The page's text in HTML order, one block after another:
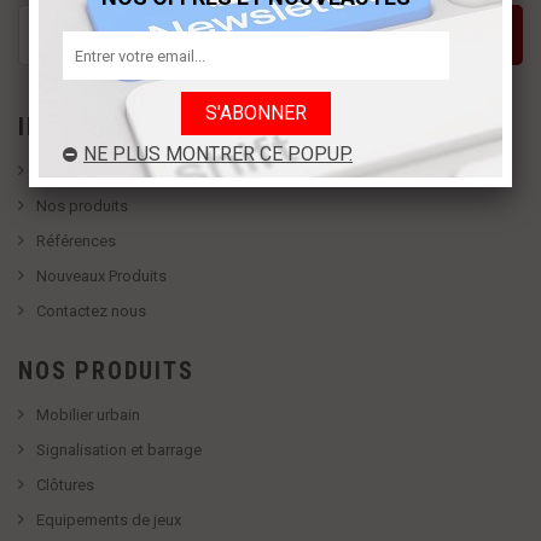
S'abonner
INFORMATION
Qui sommes nous
Nos produits
Références
Nouveaux Produits
Contactez nous
NOS PRODUITS
Mobilier urbain
Signalisation et barrage
Clôtures
Equipements de jeux
NE PLUS MONTRER CE POPUP.